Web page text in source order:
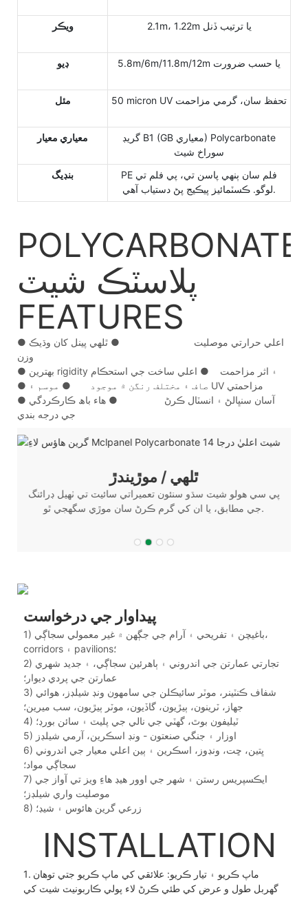
ويڪر 2.1m، 1.22m يا ترتيب ڏنل
ڊيو 5.8m/6m/11.8m/12m يا حسب ضرورت
مئل 50 micron UV تحفظ سان، گرمي مزاحمت
معياري معيار
گريڊ B1 (GB معياري) Polycarbonate
سوراخ شيٽ
بنڊيگ
PE فلم سان ٻنهي پاسن تي، پي فلم تي
لوگو. ڪسٽمائيز پيڪيج پڻ دستياب آهي.
POLYCARBONATE
پلاسٽڪ شيٽ
FEATURES
● اعلي حرارتي موصليت ● ٿلهي پينل کان وڌيڪ
وزن
● بهترين rigidity ۽ اثر مزاحمت
● اعلي ساخت جي استحڪام
● صاف ۽ مختلف رنگن ۾ موجود ● موسم ۽ UV مزاحمتي
● آسان سنڀالڻ ۽ انسٽال ڪرڻ ● هاء باھ ڪارڪردگي
جي درجه بندي
ٿلهي / موڙيندڙ
پي سي هولو شيٽ سڌو سنئون تعميراتي سائيٽ تي ٺهيل ڊرائنگ
جي مطابق، يا ان کي گرم ڪرڻ سان موڙي سگهجي ٿو.
پيداوار جي درخواست
1) باغيچن ۽ تفريحي ۽ آرام جي جڳهن ۾ غير معمولي سجاڳي،
corridors ۽ pavilions؛
2) تجارتي عمارتن جي اندروني ۽ ٻاهرئين سجاڳي، ۽ جديد شهري
عمارتن جي پردي ديوار؛
3) شفاف ڪنٽينر، موٽر سائيڪلن جي سامهون ونڊ شيلڊز، هوائي
جهاز، ٽرينون، ٻيڙيون، گاڏيون، موٽر ٻيڙيون، سب ميرين؛
4) ٽيليفون بوٿ، گهٽي جي نالي جي پليٽ ۽ سائن بورڊ؛
5) اوزار ۽ جنگي صنعتون - ونڊ اسڪرين، آرمي شيلڊز
6) ڀتين، ڇت، ونڊوز، اسڪرين ۽ ٻين اعلي معيار جي اندروني
سجاڳي مواد؛
7) ايڪسپريس رستن ۽ شهر جي اوور هيڊ هاءِ ويز تي آواز جي
موصليت واري شيلڊز؛
8) زرعي گرين هائوس ۽ شيڊ؛
INSTALLATION
1. ماپ ڪريو ۽ تيار ڪريو: علائقي کي ماپ ڪريو جتي توھان
گھربل طول و عرض کي طئي ڪرڻ لاء پولي ڪاربونيٽ شيٽ کي